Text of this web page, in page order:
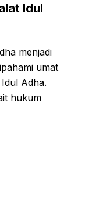
Idul
menjadi
umat
Adha.
hukum